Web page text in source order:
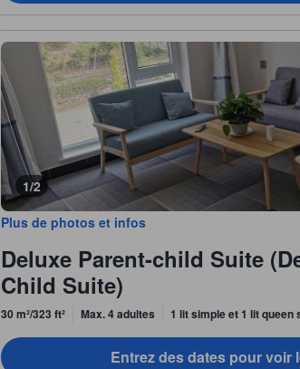
1/2
Plus de photos et infos
Deluxe Parent-child Suite
Child Suite)
30 m²/323 ft² Max. 4 adultes 1 lit simple et 1 lit queen
Entrez des dates pour voir